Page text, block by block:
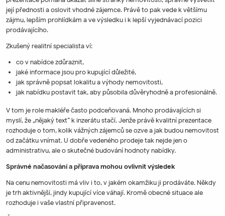
její přednosti a oslovit vhodné zájemce. Právě to pak vede k většímu
zájmu, lepším prohlídkám a ve výsledku i k lepší vyjednávací pozici
prodávajícího.
Zkušený realitní specialista ví:
co v nabídce zdůraznit,
jaké informace jsou pro kupující důležité,
jak správně popsat lokalitu a výhody nemovitosti,
jak nabídku postavit tak, aby působila důvěryhodně a profesionálně.
V tom je role makléře často podceňovaná. Mnoho prodávajících si
myslí, že „nějaký text“ k inzerátu stačí. Jenže právě kvalitní prezentace
rozhoduje o tom, kolik vážných zájemců se ozve a jak budou nemovitost
od začátku vnímat. U dobře vedeného prodeje tak nejde jen o
administrativu, ale o skutečné budování hodnoty nabídky.
Správné načasování a příprava mohou ovlivnit výsledek
Na cenu nemovitosti má vliv i to, v jakém okamžiku ji prodáváte. Někdy
je trh aktivnější, jindy kupující více váhají. Kromě obecné situace ale
rozhoduje i vaše vlastní připravenost.